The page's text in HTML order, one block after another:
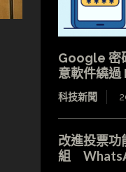
Google 密
意軟件繞過
科技新聞
改進投票功
組